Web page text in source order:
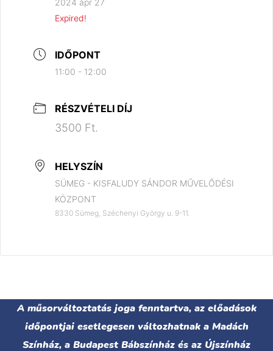
2024 ápr 27
Expired!
IDŐPONT
11:00 - 12:00
RÉSZVÉTELI DÍJ
3500 Ft.
HELYSZÍN
SÜMEG - KISFALUDY SÁNDOR MŰVELŐDÉSI
KÖZPONT
8330 Sümeg, Széchenyi György u. 9-11.
A műsorváltoztatás joga fenntartva, az előadások
időpontjai esetlegesen változhatnak a Madách
Színház, a Budapest Bábszínház és az Újszínház